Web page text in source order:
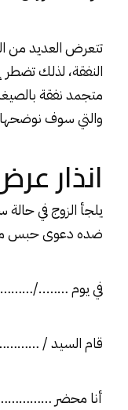
تتعرض العديد من
النفقة، لذلك
متجمد نفقة
والتي سوف
انذار
يلجأ الزوج في
ضده دعوى حبس
في يوم ……../
قام السيد /
أنا محضر